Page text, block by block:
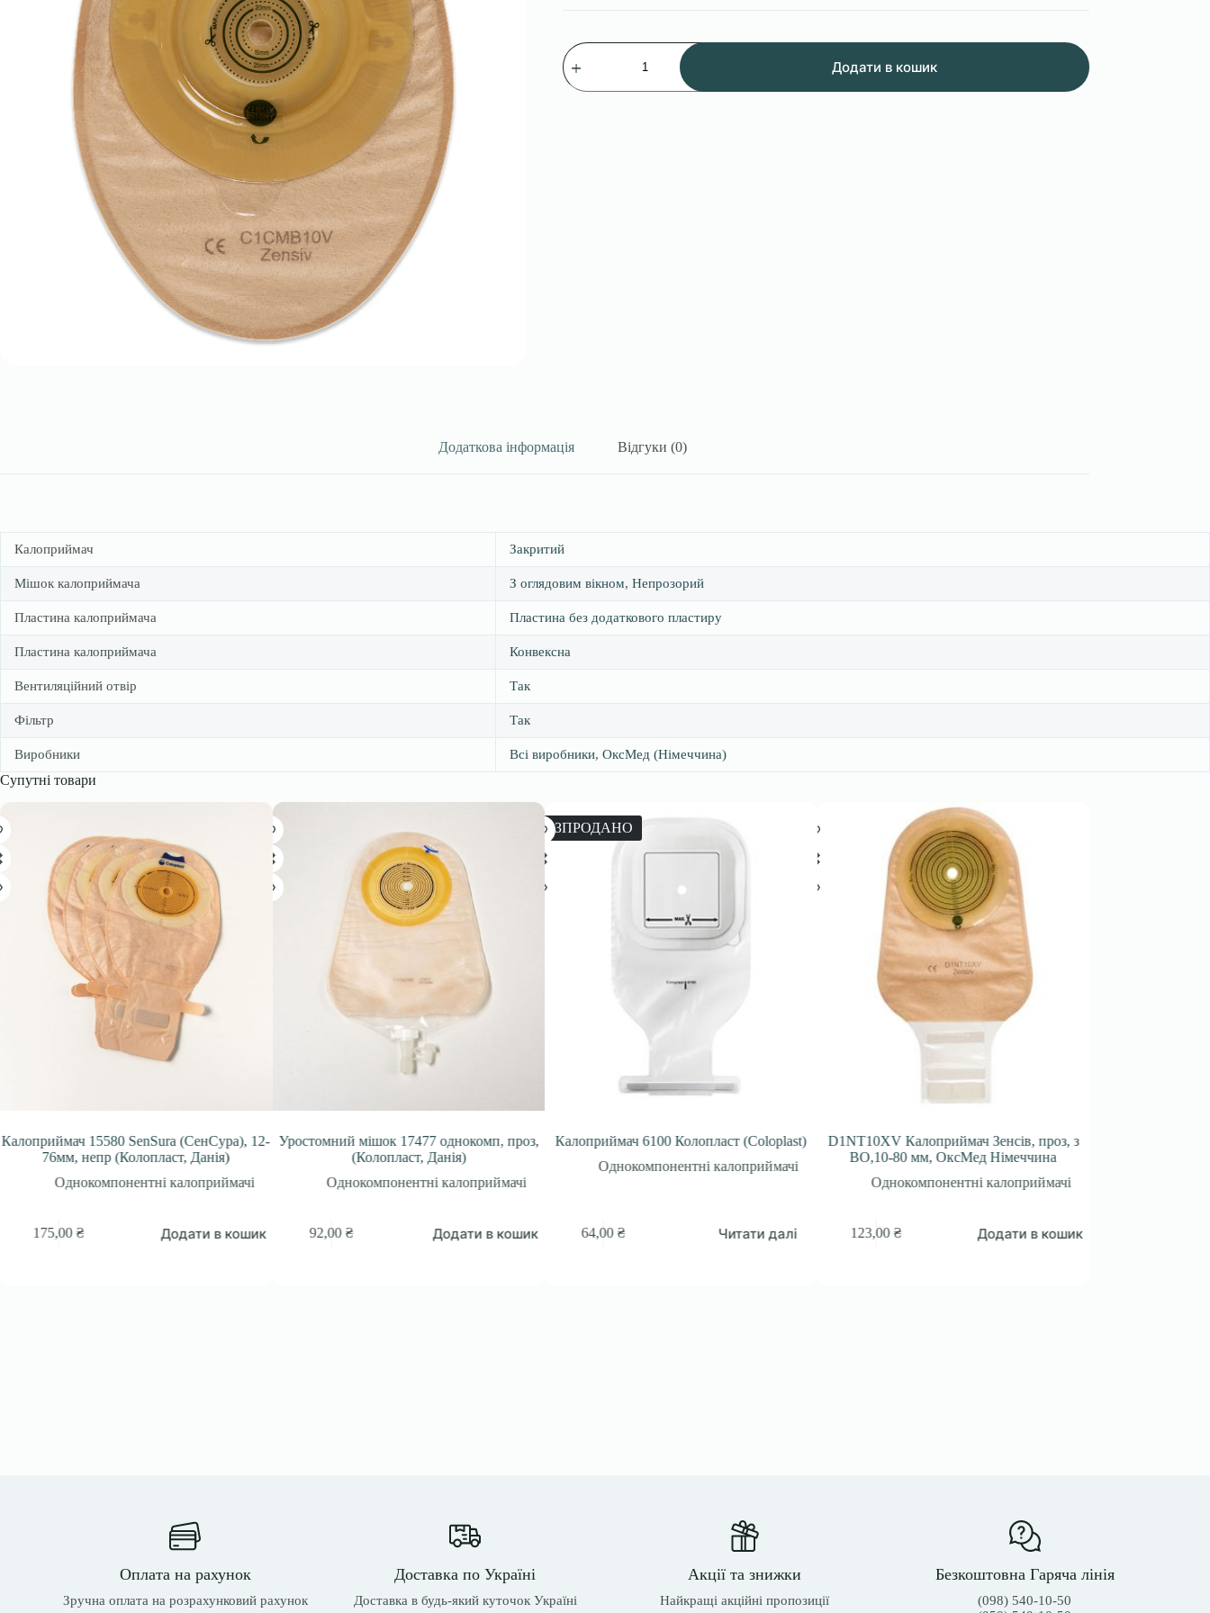
C1CMB10V
Калоприймач
Зенсів,
конвекс,
Додати в кошик
Додаткова інформація Відгуки (0)
Калоприймач Закритий
Мішок калоприймача З оглядовим вікном, Непрозорий
Пластина калоприймача Пластина без додаткового пластиру
Пластина калоприймача Конвексна
Вентиляційний отвір Так
Фільтр Так
Виробники Всі виробники, ОксМед (Німеччина)
Супутні товари
15580 SenSura (СенСура), 12-
76мм, непр (Колопласт, Данія)
Однокомпонентні калоприймачі
175,00₴ Додати в кошик
Уростомний мішок 17477 однокомп, проз,
(Колопласт, Данія)
Однокомпонентні калоприймачі
92,00₴ Додати в кошик
РОЗПРОДАНО
Калоприймач 6100 Колопласт (Coloplast)
Однокомпонентні калоприймачі
64,00₴ Читати далі
D1NT10XV Калоприймач Зенсів, проз, з
ВО,10-80 мм, ОксМед Німеччина
Однокомпонентні калоприймачі
123,00₴ Додати в кошик
Оплата на рахунок
Зручна оплата на розрахунковий рахунок
Доставка по Україні
Доставка в будь-який куточок Україні
Акції та знижки
Найкращі акційні пропозиції
Безкоштовна Гаряча лінія
(098) 540-10-50